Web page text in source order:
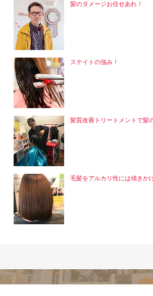
髪のダメージお任せあれ！
ステイトの強み！
髪質改善トリートメントで髪
毛髪をアルカリ性には傾きか